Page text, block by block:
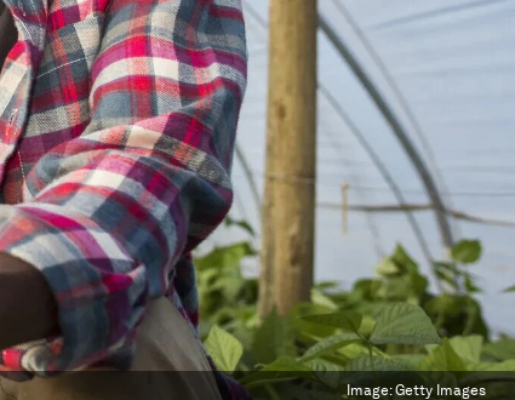
Image:Getty Images